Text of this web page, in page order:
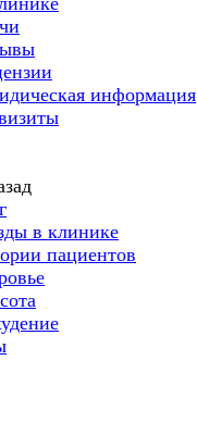
информация
в клинике
пациентов